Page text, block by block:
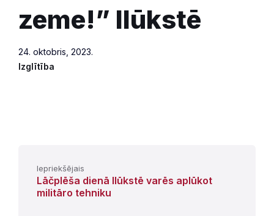
zeme!” Ilūkstē
24. oktobris, 2023.
Izglītība
Iepriekšējais
Lāčplēša dienā Ilūkstē varēs aplūkot
militāro tehniku